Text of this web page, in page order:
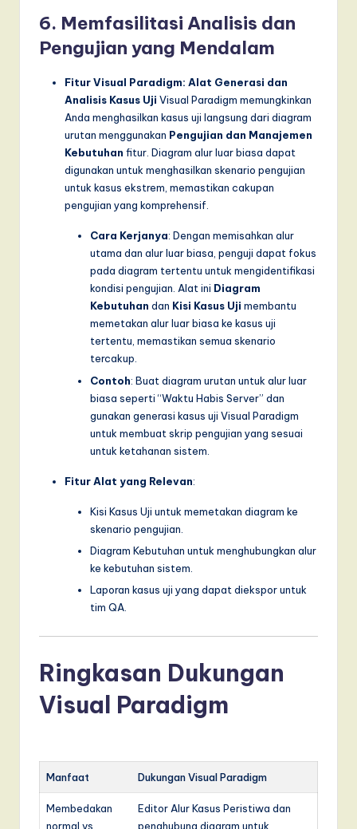
6. Memfasilitasi Analisis dan
Pengujian yang Mendalam
Fitur Visual Paradigm: Alat Generasi dan
Analisis Kasus Uji Visual Paradigm memungkinkan
Anda menghasilkan kasus uji langsung dari diagram
urutan menggunakan Pengujian dan Manajemen
Kebutuhan fitur. Diagram alur luar biasa dapat
digunakan untuk menghasilkan skenario pengujian
untuk kasus ekstrem, memastikan cakupan
pengujian yang komprehensif.
Cara Kerjanya: Dengan memisahkan alur
utama dan alur luar biasa, penguji dapat fokus
pada diagram tertentu untuk mengidentifikasi
kondisi pengujian. Alat ini Diagram
Kebutuhan dan Kisi Kasus Uji membantu
memetakan alur luar biasa ke kasus uji
tertentu, memastikan semua skenario
tercakup.
Contoh: Buat diagram urutan untuk alur luar
biasa seperti “Waktu Habis Server” dan
gunakan generasi kasus uji Visual Paradigm
untuk membuat skrip pengujian yang sesuai
untuk ketahanan sistem.
Fitur Alat yang Relevan:
Kisi Kasus Uji untuk memetakan diagram ke
skenario pengujian.
Diagram Kebutuhan untuk menghubungkan alur
ke kebutuhan sistem.
Laporan kasus uji yang dapat diekspor untuk
tim QA.
Ringkasan Dukungan
Visual Paradigm
Manfaat Dukungan Visual Paradigm
Membedakan
normal vs
Editor Alur Kasus Peristiwa dan
penghubung diagram untuk